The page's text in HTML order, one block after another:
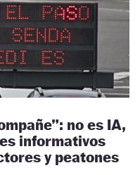
no es IA,
informativos
y peatones